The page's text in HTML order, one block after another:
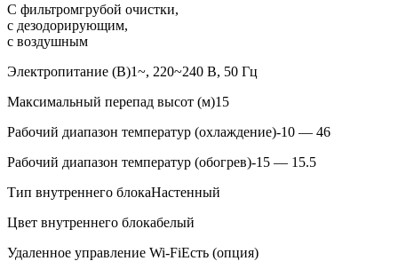
С фильтромгрубой очистки,
с дезодорирующим,
с воздушным
Электропитание (В)1~, 220~240 В, 50 Гц
Максимальный перепад высот (м)15
Рабочий диапазон температур (охлаждение)-10 — 46
Рабочий диапазон температур (обогрев)-15 — 15.5
Тип внутреннего блокаНастенный
Цвет внутреннего блокабелый
Удаленное управление Wi-FiЕсть (опция)